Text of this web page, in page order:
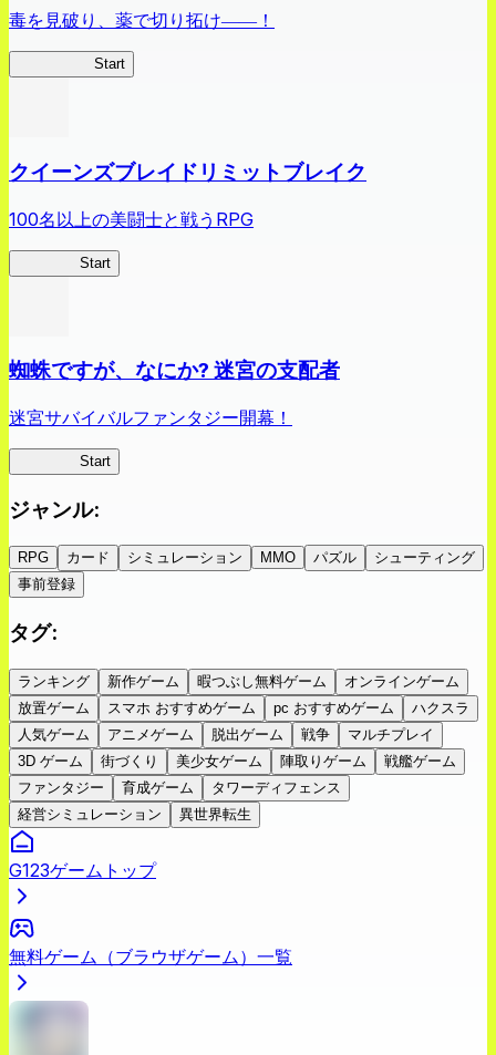
毒を見破り、薬で切り拓け――！
Start
クイーンズブレイドリミットブレイク
100名以上の美闘士と戦うRPG
Start
蜘蛛ですが、なにか? 迷宮の支配者
迷宮サバイバルファンタジー開幕！
Start
ジャンル:
RPG カード シミュレーション MMO パズル
シューティング
事前登録
タグ:
ランキング 新作ゲーム 暇つぶし無料ゲーム
オンラインゲーム
放置ゲーム
スマホ おすすめゲーム pc おすすめゲーム
ハクスラ
人気ゲーム
アニメゲーム 脱出ゲーム 戦争
マルチプレイ
3D ゲーム
街づくり 美少女ゲーム 陣取りゲーム
戦艦ゲーム
ファンタジー
育成ゲーム
タワーディフェンス
経営シミュレーション
異世界転生
G123ゲームトップ
無料ゲーム（ブラウザゲーム）一覧